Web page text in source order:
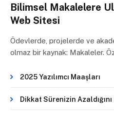
Bilimsel Makalelere
Web Sitesi
Ödevlerde, projelerde ve
olmaz bir kaynak: Makaleler.
2025 Yazılımcı Maaşları
Dikkat Sürenizin